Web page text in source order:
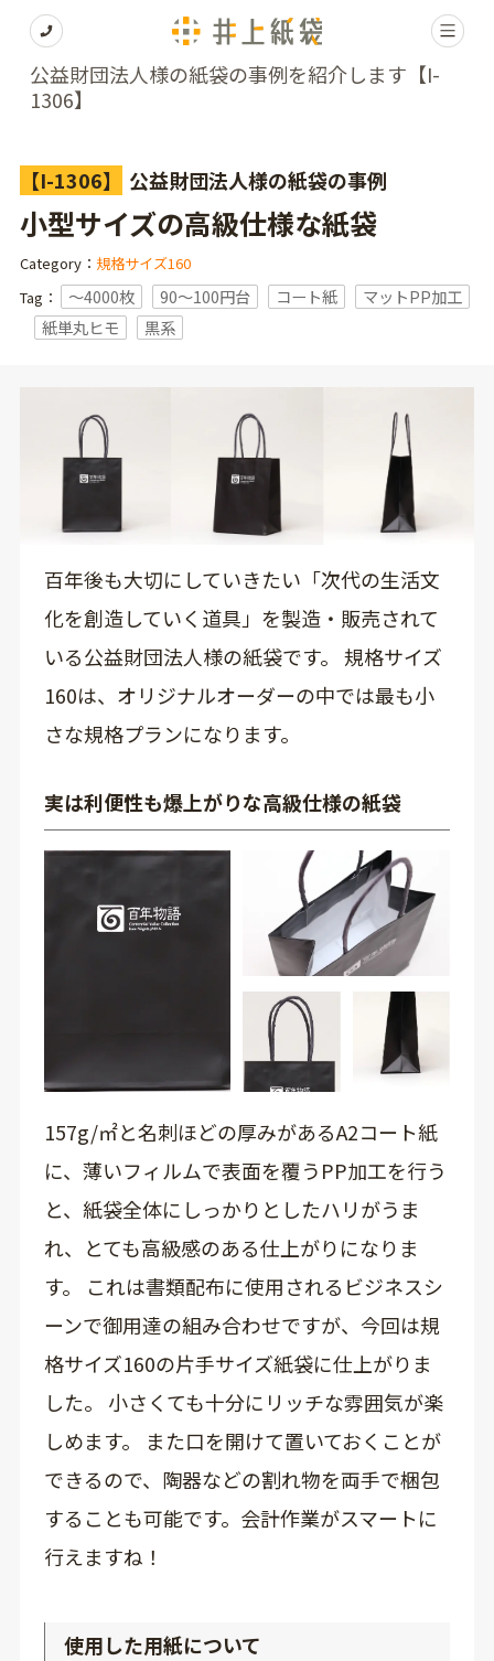
公益財団法人様の紙袋の事例を紹介します【I-
1306】
【I-1306】 公益財団法人様の紙袋の事例
小型サイズの高級仕様な紙袋
Category： 規格サイズ160
Tag：
〜4000枚 90～100円台 コート紙
マットPP加工
紙単丸ヒモ
黒系
百年後も大切にしていきたい「次代の生活文
化を創造していく道具」を製造・販売されて
いる公益財団法人様の紙袋です。 規格サイズ
160は、オリジナルオーダーの中では最も小
さな規格プランになります。
実は利便性も爆上がりな高級仕様の紙袋
157g/㎡と名刺ほどの厚みがあるA2コート紙
に、薄いフィルムで表面を覆うPP加工を行う
と、紙袋全体にしっかりとしたハリがうま
れ、とても高級感のある仕上がりになりま
す。 これは書類配布に使用されるビジネスシ
ーンで御用達の組み合わせですが、今回は規
格サイズ160の片手サイズ紙袋に仕上がりま
した。 小さくても十分にリッチな雰囲気が楽
しめます。 また口を開けて置いておくことが
できるので、陶器などの割れ物を両手で梱包
することも可能です。会計作業がスマートに
行えますね！
使用した用紙について